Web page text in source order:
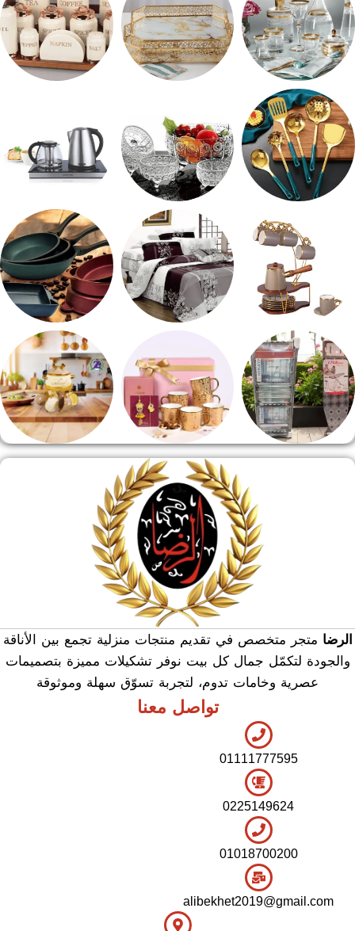
شربات وكاسات
طقم خشاف ادوات كهربائية
طقم قهوه وشاي مقلايه وطاجن
هدايا وسيلفر
01111777595
0225149624
01018700200
الرضا متجر متخصص في تقديم منتجات منزلية تجمع بين الأناقة
والجودة لتكمّل جمال كل بيت نوفر تشكيلات مميزة بتصميمات
عصرية وخامات تدوم، لتجربة تسوّق سهلة وموثوقة
تواصل معنا
alibekhet2019@gmail.com